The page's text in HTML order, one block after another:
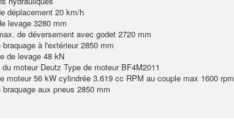
déplacement 20 km/h
levage 3280 mm
de déversement avec godet 2720 mm
braquage à l'extérieur 2850 mm
de levage 48 kN
moteur Deutz Type de moteur BF4M2011
moteur 56 kW cylindrée 3.619 cc RPM au couple max 1600 rpm
braquage aux pneus 2850 mm